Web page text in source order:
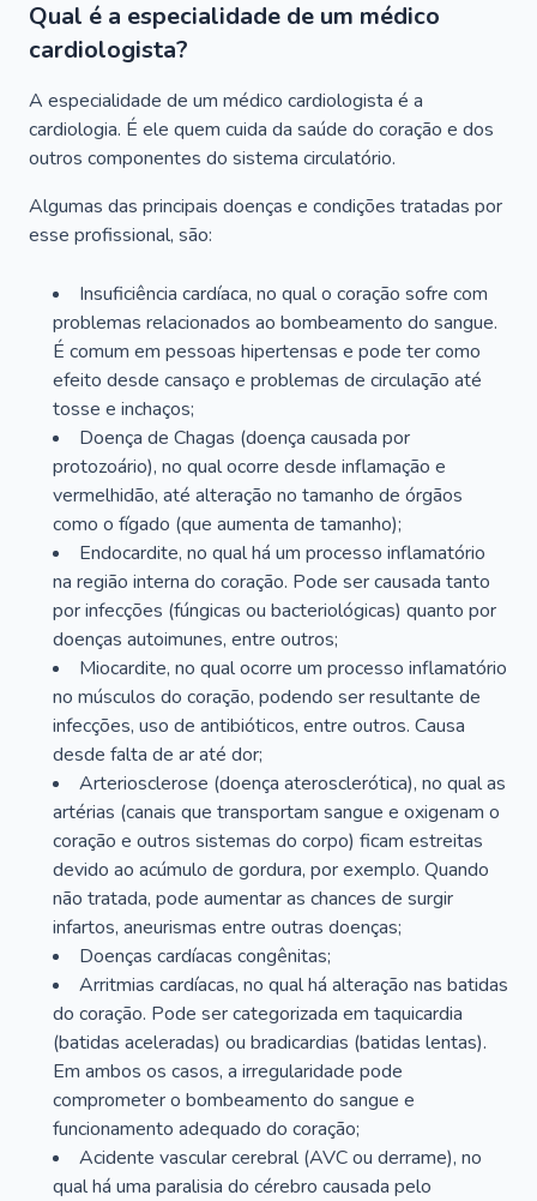
Qual é a especialidade de um médico
cardiologista?
A especialidade de um médico cardiologista é a
cardiologia. É ele quem cuida da saúde do coração e dos
outros componentes do sistema circulatório.
Algumas das principais doenças e condições tratadas por
esse profissional, são:
Insuficiência cardíaca, no qual o coração sofre com
problemas relacionados ao bombeamento do sangue.
É comum em pessoas hipertensas e pode ter como
efeito desde cansaço e problemas de circulação até
tosse e inchaços;
Doença de Chagas (doença causada por
protozoário), no qual ocorre desde inflamação e
vermelhidão, até alteração no tamanho de órgãos
como o fígado (que aumenta de tamanho);
Endocardite, no qual há um processo inflamatório
na região interna do coração. Pode ser causada tanto
por infecções (fúngicas ou bacteriológicas) quanto por
doenças autoimunes, entre outros;
Miocardite, no qual ocorre um processo inflamatório
no músculos do coração, podendo ser resultante de
infecções, uso de antibióticos, entre outros. Causa
desde falta de ar até dor;
Arteriosclerose (doença aterosclerótica), no qual as
artérias (canais que transportam sangue e oxigenam o
coração e outros sistemas do corpo) ficam estreitas
devido ao acúmulo de gordura, por exemplo. Quando
não tratada, pode aumentar as chances de surgir
infartos, aneurismas entre outras doenças;
Doenças cardíacas congênitas;
Arritmias cardíacas, no qual há alteração nas batidas
do coração. Pode ser categorizada em taquicardia
(batidas aceleradas) ou bradicardias (batidas lentas).
Em ambos os casos, a irregularidade pode
comprometer o bombeamento do sangue e
funcionamento adequado do coração;
Acidente vascular cerebral (AVC ou derrame), no
qual há uma paralisia do cérebro causada pelo